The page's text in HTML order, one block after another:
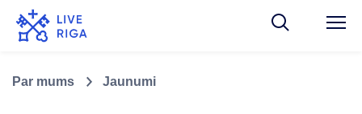
Par mums Jaunumi